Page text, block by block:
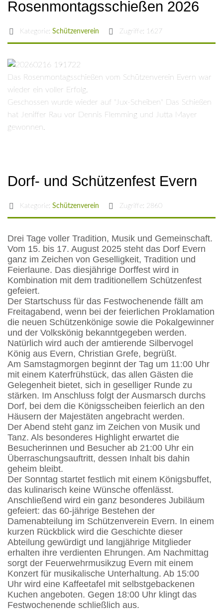
Rosenmontagsschießen 2026
Kategorie: Schützenverein Zugriffe: 1627
Das Rosenmontagsschießen vom Schützenverein Evern war
wieder ein voller Erfolg.
Geschossen wurde wieder auf "Jux-Scheiben" Das Schießen
hat Jeniffer Rau vor Dennis Flemming und Jutta Mayer
gewonnen.
Dorf- und Schützenfest Evern
Kategorie: Schützenverein Zugriffe: 2860
Drei Tage voller Tradition, Musik und Gemeinschaft.
Vom 15. bis 17. August 2025 steht das Dorf Evern
ganz im Zeichen von Geselligkeit, Tradition und
Feierlaune. Das diesjährige Dorffest wird in
Kombination mit dem traditionellem Schützenfest
gefeiert.
Der Startschuss für das Festwochenende fällt am
Freitagabend, wenn bei der feierlichen Proklamation
die neuen Schützenkönige sowie die Pokalgewinner
und der Volkskönig bekanntgegeben werden.
Natürlich wird auch der amtierende Silbervogel
König aus Evern, Christian Grefe, begrüßt.
Am Samstagmorgen beginnt der Tag um 11:00 Uhr
mit einem Katerfrühstück, das allen Gästen die
Gelegenheit bietet, sich in geselliger Runde zu
stärken. Im Anschluss folgt der Ausmarsch durchs
Dorf, bei dem die Königsscheiben feierlich an den
Häusern der Majestäten angebracht werden.
Der Abend steht ganz im Zeichen von Musik und
Tanz. Als besonderes Highlight erwartet die
Besucherinnen und Besucher ab 21:00 Uhr ein
Überraschungsauftritt, dessen Inhalt bis dahin
geheim bleibt.
Der Sonntag startet festlich mit einem Königsbuffet,
das kulinarisch keine Wünsche offenlässt.
Anschließend wird ein ganz besonderes Jubiläum
gefeiert: das 60-jährige Bestehen der
Damenabteilung im Schützenverein Evern. In einem
kurzen Rückblick wird die Geschichte dieser
Abteilung gewürdigt und langjährige Mitglieder
erhalten ihre verdienten Ehrungen. Am Nachmittag
sorgt der Feuerwehrmusikzug Evern mit einem
Konzert für musikalische Unterhaltung. Ab 15:00
Uhr wird eine Kaffeetafel mit selbstgebackenen
Kuchen angeboten. Gegen 18:00 Uhr klingt das
Festwochenende schließlich aus.